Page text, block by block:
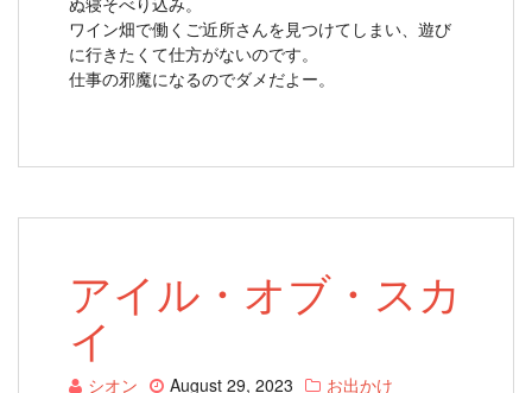
ワイン畑で働くご近所さんを見つけてしまい、遊び
に行きたくて仕方がないのです。
仕事の邪魔になるのでダメだよー。
アイル・オブ・スカ
イ
シオン August 29, 2023 お出かけ